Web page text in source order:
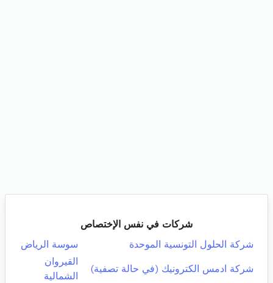
شركات في نفس الإختصاص
شركة الحلول التونسية الموحدة
سوسة الرياض
شركة ادمس الكترونيك (في حالة تصفية)
القيروان
الشمالية